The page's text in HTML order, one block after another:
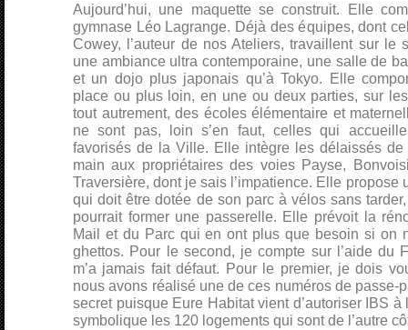
Aujourd’hui, une maquette se construit. Elle
gymnase Léo Lagrange. Déjà des équipes, dont
Cowey, l’auteur de nos Ateliers, travaillent sur le
une ambiance ultra contemporaine, une salle de
et un dojo plus japonais qu’à Tokyo. Elle
place ou plus loin, en une ou deux parties, sur
tout autrement, des écoles élémentaire et
ne sont pas, loin s’en faut, celles qui
favorisés de la Ville. Elle intègre les délaissés de
main aux propriétaires des voies Payse,
Traversière, dont je sais l’impatience. Elle propose
qui doit être dotée de son parc à vélos sans
pourrait former une passerelle. Elle prévoit la
Mail et du Parc qui en ont plus que besoin si on
ghettos. Pour le second, je compte sur l’aide du
m’a jamais fait défaut. Pour le premier, je dois
nous avons réalisé une de ces numéros de passe-
secret puisque Eure Habitat vient d’autoriser IBS
symbolique les 120 logements qui sont de l’autre